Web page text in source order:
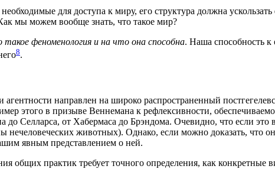
для досту­па к миру, его струк­ту­ра долж­на
мы можем вооб­ще знать, что такое мир?
такое фено­ме­но­ло­гия и на что она спо­соб­на. Наша спо­соб­ность к
8.
направ­лен на широ­ко рас­про­стра­нен­ный
это­го в при­зы­ве Вен­не­ма­на к рефлек­сив­но­сти,
Сел­лар­са, от Хабер­ма­са до Брэн­до­ма. Оче­вид­но, что если это
нече­ло­ве­че­ских живот­ных). Одна­ко, если мож­но дока­зать, что
явным пред­став­ле­ни­ем о ней.
общих прак­тик тре­бу­ет точ­но­го опре­де­ле­ния, как кон­крет­ные